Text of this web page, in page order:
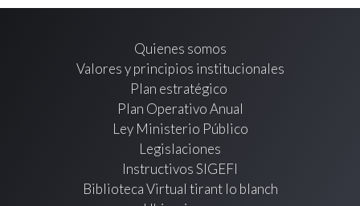
Quienes somos
Valores y principios institucionales
Plan estratégico
Plan Operativo Anual
Ley Ministerio Público
Legislaciones
Instructivos SIGEFI
Biblioteca Virtual tirant lo blanch